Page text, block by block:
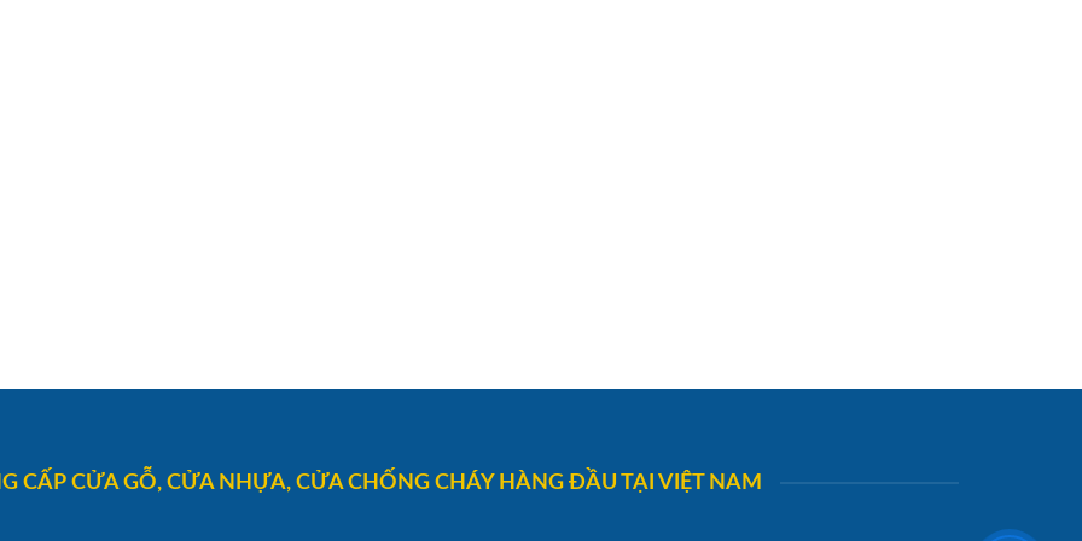
CẤP CỬA GỖ, CỬA NHỰA, CỬA CHỐNG CHÁY HÀNG ĐẦU TẠI VIỆT NAM